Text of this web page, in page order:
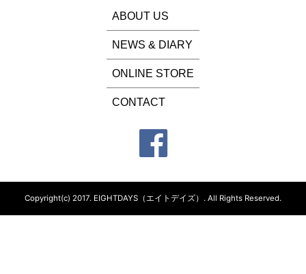
ABOUT US
NEWS & DIARY
ONLINE STORE
CONTACT
Copyright(c) 2017. EIGHTDAYS（エイトデイズ）. All Rights Reserved.